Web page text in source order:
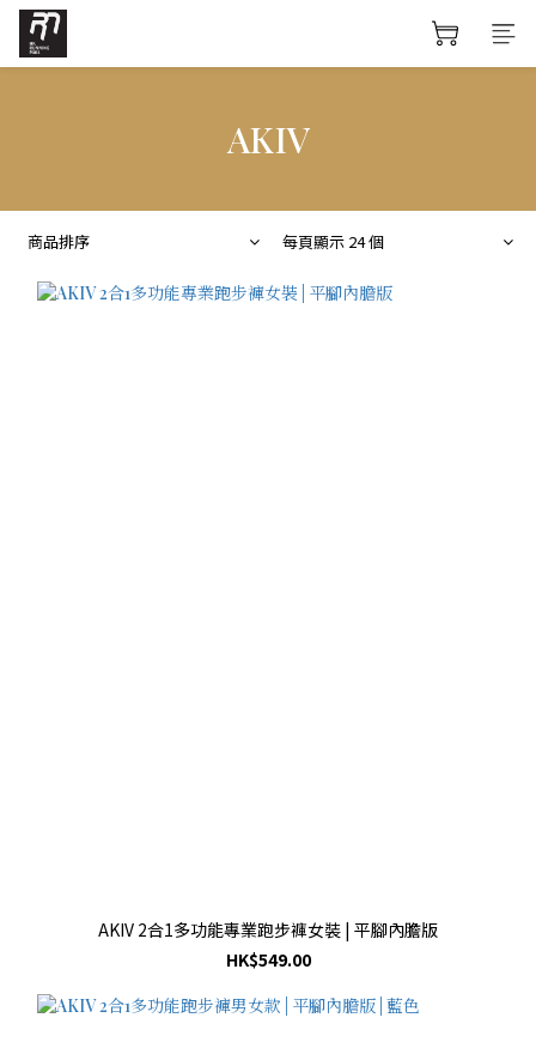
AKIV
商品排序 每頁顯示 24 個
AKIV 2合1多功能專業跑步褲女裝 | 平腳內膽版
HK$549.00